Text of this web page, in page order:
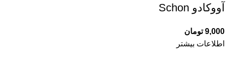
آووکادو Schon
9,000 تومان
اطلاعات بیشتر